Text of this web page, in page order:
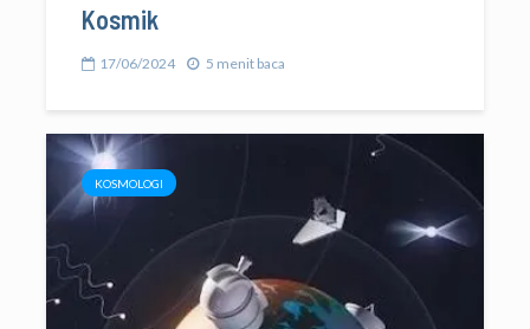
Kosmik
17/06/2024 5 menit baca
KOSMOLOGI